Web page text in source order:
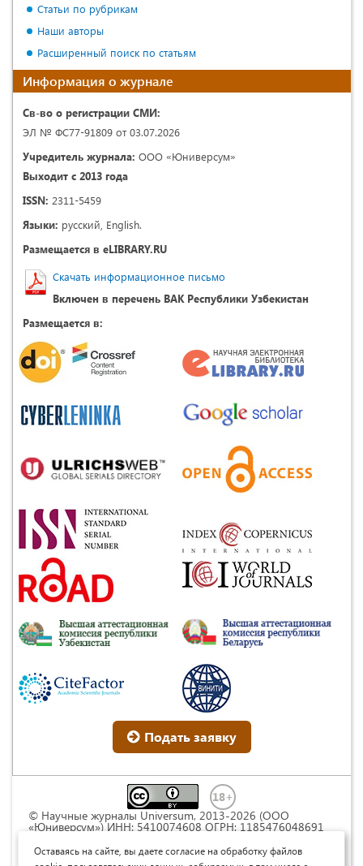
Статьи по рубрикам
Наши авторы
Расширенный поиск по статьям
Информация о журнале
Св-во о регистрации СМИ:
ЭЛ № ФС77-91809 от 03.07.2026
Учредитель журнала: ООО «Юниверсум»
Выходит с 2013 года
ISSN: 2311-5459
Языки: русский, English.
Размещается в eLIBRARY.RU
Скачать информационное письмо
Включен в перечень ВАК Республики Узбекистан
Размещается в:
Подать заявку
© Научные журналы Universum, 2013-2026 (ООО
«Юниверсум») ИНН: 5410074608 ОГРН: 1185476048691
Commons « Attribution» («Атрибуция») 4.0
Непортированная
Оставаясь на сайте, вы даете согласие на обработку файлов